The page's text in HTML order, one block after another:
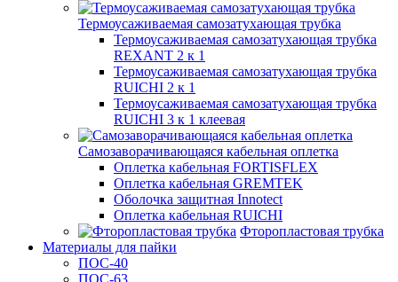
Термоусаживаемая самозатухающая трубка
Термоусаживаемая самозатухающая трубка
REXANT 2 к 1
Термоусаживаемая самозатухающая трубка
RUICHI 2 к 1
Термоусаживаемая самозатухающая трубка
RUICHI 3 к 1 клеевая
Самозаворачивающаяся кабельная оплетка
Оплетка кабельная FORTISFLEX
Оплетка кабельная GREMTEK
Оболочка защитная Innotect
Оплетка кабельная RUICHI
Фторопластовая трубка
Материалы для пайки
ПОС-40
ПОС-63